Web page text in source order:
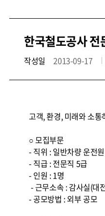
한국철도공사 전
작성일 2013-09-17
고객, 환경, 미래와 소
○ 모집부문
- 직위 : 일반차량 운전원
- 직급 : 전문직 5급
- 인원 : 1명
- 근무소속 : 감사실(대
- 공모방법 : 외부 공모